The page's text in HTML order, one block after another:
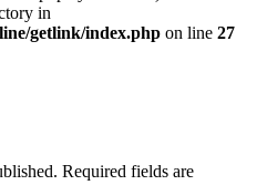
in
getlink/index.php on line 27
Required fields are